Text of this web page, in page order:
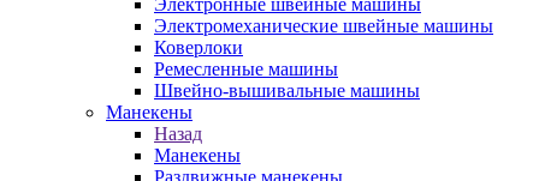
Электронные швейные машины
Электромеханические швейные машины
Коверлоки
Ремесленные машины
Швейно-вышивальные машины
Манекены
Назад
Манекены
Раздвижные манекены